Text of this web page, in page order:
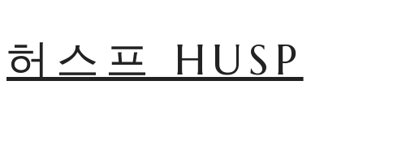
허스프 HUSP